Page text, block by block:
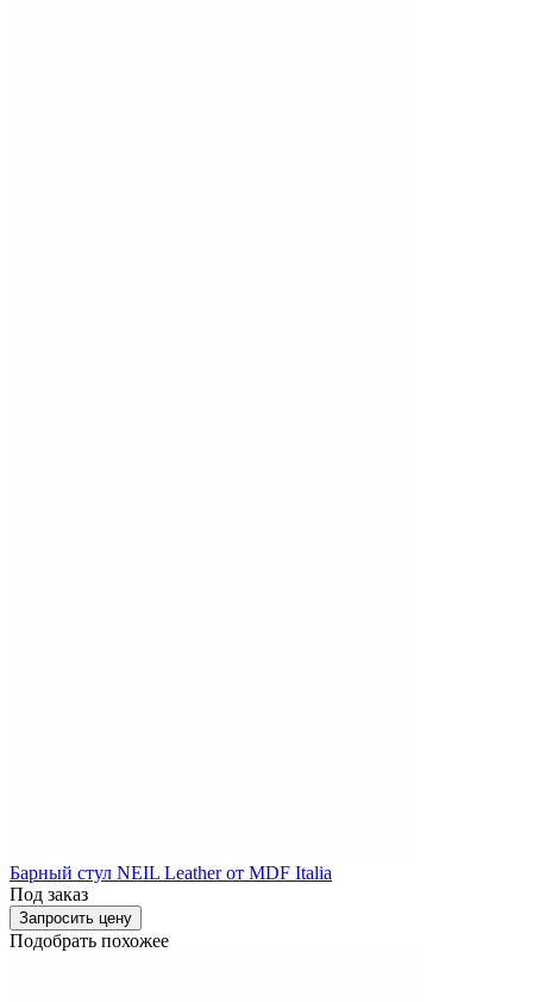
Барный стул NEIL Leather от MDF Italia
Под заказ
Запросить цену
Подобрать похожее